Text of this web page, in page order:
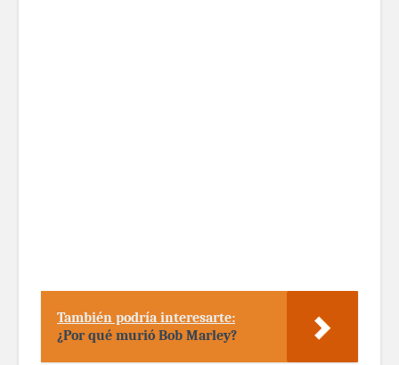
También podría interesarte:
¿Por qué murió Bob Marley?